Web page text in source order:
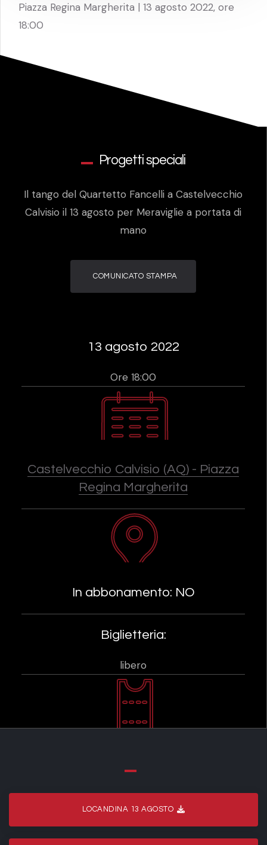
Piazza Regina Margherita | 13 agosto 2022, ore
18:00
Progetti speciali
Il tango del Quartetto Fancelli a Castelvecchio
Calvisio il 13 agosto per Meraviglie a portata di
mano
COMUNICATO STAMPA
13 agosto 2022
Ore 18:00
Castelvecchio Calvisio (AQ) - Piazza
Regina Margherita
In abbonamento: NO
Biglietteria:
libero
LOCANDINA 13 AGOSTO